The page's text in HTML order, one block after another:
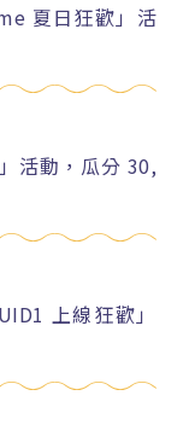
夏日狂歡」活
活動，瓜分 30,
上線狂歡」